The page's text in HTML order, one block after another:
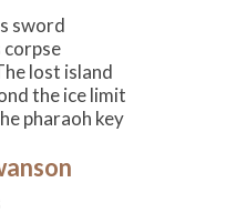
sword
corpse
lost island
the ice limit
pharaoh key